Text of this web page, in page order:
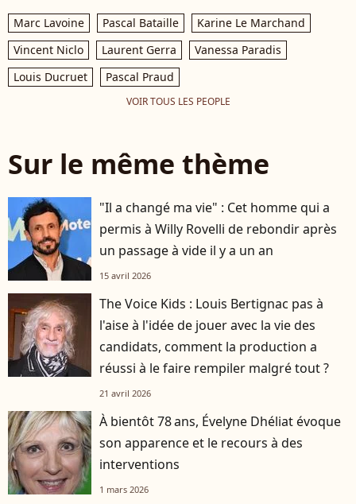
Marc Lavoine Pascal Bataille
Karine Le Marchand
Vincent Niclo
Laurent Gerra
Vanessa Paradis
Louis Ducruet
Pascal Praud
VOIR TOUS LES PEOPLE
Sur le même thème
"Il a changé ma vie" : Cet homme qui a
permis à Willy Rovelli de rebondir après
un passage à vide il y a un an
15 avril 2026
The Voice Kids : Louis Bertignac pas à
l'aise à l'idée de jouer avec la vie des
candidats, comment la production a
réussi à le faire rempiler malgré tout ?
21 avril 2026
À bientôt 78 ans, Évelyne Dhéliat évoque
son apparence et le recours à des
interventions
1 mars 2026